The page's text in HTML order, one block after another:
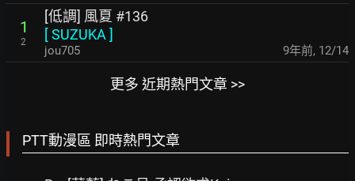
1
2
[低調] 風夏 #136
[SUZUKA ]
jou705 9年前, 12/14
更多 近期熱門文章 >>
PTT動漫區 即時熱門文章